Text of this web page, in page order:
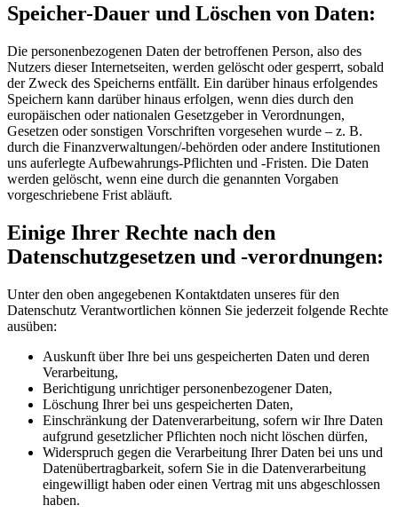
Speicher-Dauer und Löschen von Daten:
Die personenbezogenen Daten der betroffenen Person, also des
Nutzers dieser Internetseiten, werden gelöscht oder gesperrt, sobald
der Zweck des Speicherns entfällt. Ein darüber hinaus erfolgendes
Speichern kann darüber hinaus erfolgen, wenn dies durch den
europäischen oder nationalen Gesetzgeber in Verordnungen,
Gesetzen oder sonstigen Vorschriften vorgesehen wurde – z. B.
durch die Finanzverwaltungen/-behörden oder andere Institutionen
uns auferlegte Aufbewahrungs-Pflichten und -Fristen. Die Daten
werden gelöscht, wenn eine durch die genannten Vorgaben
vorgeschriebene Frist abläuft.
Einige Ihrer Rechte nach den
Datenschutzgesetzen und -verordnungen:
Unter den oben angegebenen Kontaktdaten unseres für den
Datenschutz Verantwortlichen können Sie jederzeit folgende Rechte
ausüben:
Auskunft über Ihre bei uns gespeicherten Daten und deren
Verarbeitung,
Berichtigung unrichtiger personenbezogener Daten,
Löschung Ihrer bei uns gespeicherten Daten,
Einschränkung der Datenverarbeitung, sofern wir Ihre Daten
aufgrund gesetzlicher Pflichten noch nicht löschen dürfen,
Widerspruch gegen die Verarbeitung Ihrer Daten bei uns und
Datenübertragbarkeit, sofern Sie in die Datenverarbeitung
eingewilligt haben oder einen Vertrag mit uns abgeschlossen
haben.